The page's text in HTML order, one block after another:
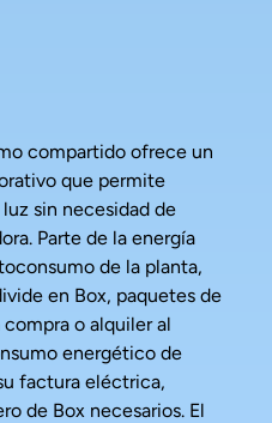
compartido ofrece un
que permite
sin necesidad de
Parte de la energía
de la planta,
en Box, paquetes de
o alquiler al
energético de
factura eléctrica,
de Box necesarios. El